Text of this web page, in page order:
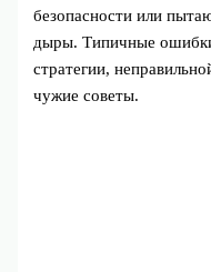
безопасности или
дыры. Типичные
стратегии,
чужие советы.